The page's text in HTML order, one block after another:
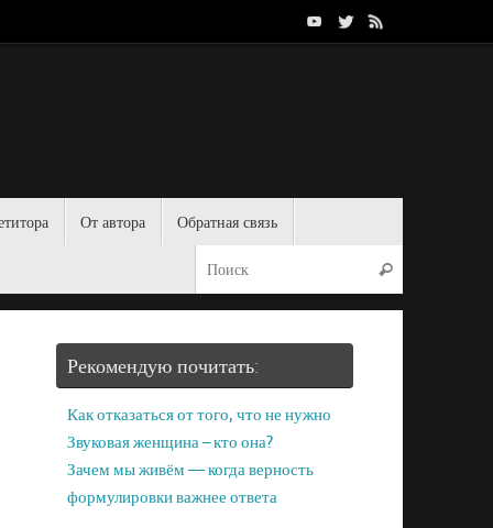
От автора Обратная связь
Рекомендую почитать:
Как отказаться от того, что не нужно
Звуковая женщина – кто она?
Зачем мы живём — когда верность
формулировки важнее ответа